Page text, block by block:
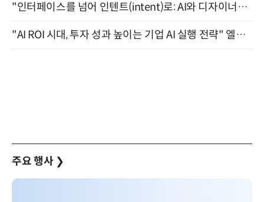
"인터페이스를 넘어 인텐트(intent)로: AI와 디자이너가 함께 만드는 공존의 UX" 강남역 (9/2)
"AI ROI 시대, 투자 성과 높이는 기업 AI 실행 전략" 엘타워 6층 (9월 18일)
주요 행사 ❯